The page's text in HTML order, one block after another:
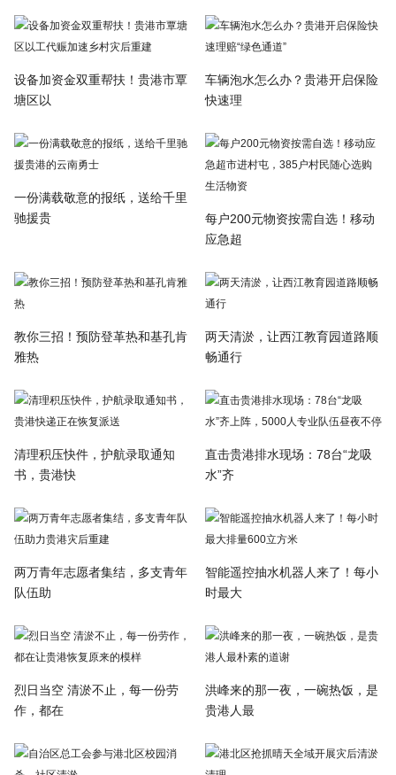
设备加资金双重帮扶！贵港市覃
塘区以
车辆泡水怎么办？贵港开启保险
快速理
一份满载敬意的报纸，送给千里
驰援贵
每户200元物资按需自选！移动
应急超
教你三招！预防登革热和基孔肯
雅热
两天清淤，让西江教育园道路顺
畅通行
清理积压快件，护航录取通知
书，贵港快
直击贵港排水现场：78台“龙吸
水”齐
两万青年志愿者集结，多支青年
队伍助
智能遥控抽水机器人来了！每小
时最大
烈日当空 清淤不止，每一份劳
作，都在
洪峰来的那一夜，一碗热饭，是
贵港人最